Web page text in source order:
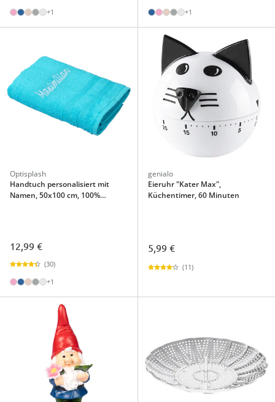
+1
+1
Optisplash
Handtuch personalisiert mit
Namen, 50x100 cm, 100%
12,99 €
(30)
+1
genialo
Eieruhr "Kater Max",
Küchentimer, 60 Minuten
5,99 €
(11)